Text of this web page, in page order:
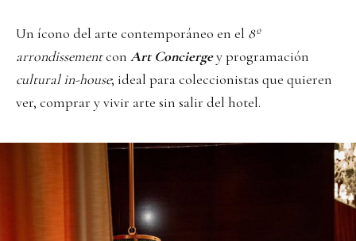
Un ícono del arte contemporáneo en el 8º
arrondissementcon Art Conciergey programación
cultural in-house; ideal para coleccionistas que quieren
ver, comprar y vivir arte sin salir del hotel.